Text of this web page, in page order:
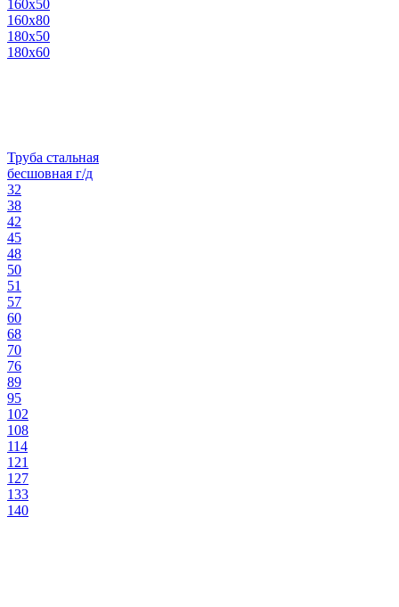
160х50
160х80
180х50
180х60
Труба стальная
бесшовная г/д
32
38
42
45
48
50
51
57
60
68
70
76
89
95
102
108
114
121
127
133
140